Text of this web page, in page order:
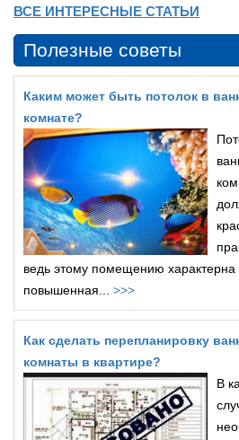
ВСЕ ИНТЕРЕСНЫЕ СТАТЬИ
Полезные советы
Каким может быть потолок в
комнате?
ведь этому помещению характерна
повышенная... >>>
Как сделать перепланировку
комнаты в квартире?
В